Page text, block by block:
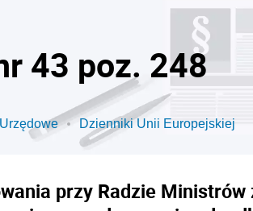
43 poz. 248
Dzienniki Unii Europejskiej
przy Radzie